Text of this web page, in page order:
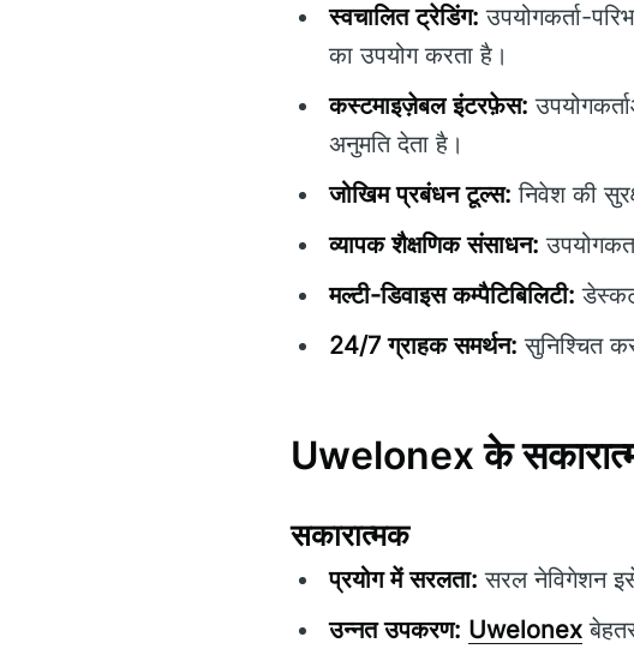
स्वचालित ट्रेडिंग: उपयोगकर्ता-
का उपयोग करता है।
कस्टमाइज़ेबल इंटरफ़ेस:
अनुमति देता है।
जोखिम प्रबंधन टूल्स: निवेश की
व्यापक शैक्षणिक संसाधन:
मल्टी-डिवाइस कम्पैटिबिलिटी:
24/7 ग्राहक समर्थन: सुनिश्चित
Uwelonex के
सकारात्मक
प्रयोग में सरलता: सरल नेविगेशन
उन्नत उपकरण: Uwelonex